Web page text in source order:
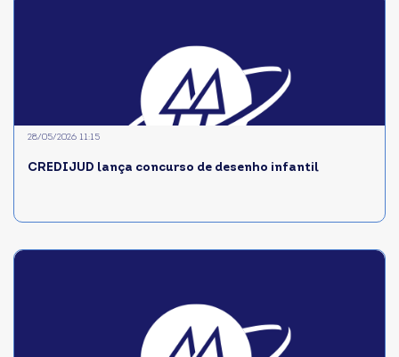
CREDIJUD lança concurso de desenho infantil
28/05/2026 11:15